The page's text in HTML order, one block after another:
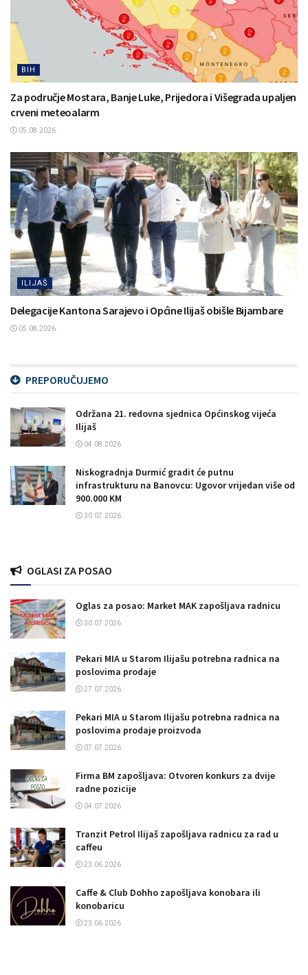
BIH
Za područje Mostara, Banje Luke, Prijedora i Višegrada upaljen
crveni meteoalarm
05.08.2026.
ILIJAŠ
Delegacije Kantona Sarajevo i Općine Ilijaš obišle Bijambare
05.08.2026.
PREPORUČUJEMO
Održana 21. redovna sjednica Općinskog vijeća
Ilijaš
04.08.2026.
Niskogradnja Durmić gradit će putnu
infrastrukturu na Banovcu: Ugovor vrijedan više od
900.000 KM
30.07.2026.
OGLASI ZA POSAO
Oglas za posao: Market MAK zapošljava radnicu
30.07.2026.
Pekari MIA u Starom Ilijašu potrebna radnica na
poslovima prodaje
27.07.2026.
Pekari MIA u Starom Ilijašu potrebna radnica na
poslovima prodaje proizvoda
07.07.2026.
Firma BM zapošljava: Otvoren konkurs za dvije
radne pozicije
04.07.2026.
Tranzit Petrol Ilijaš zapošljava radnicu za rad u
caffeu
23.06.2026.
Caffe & Club Dohho zapošljava konobara ili
konobaricu
23.06.2026.